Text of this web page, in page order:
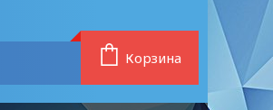
Корзина